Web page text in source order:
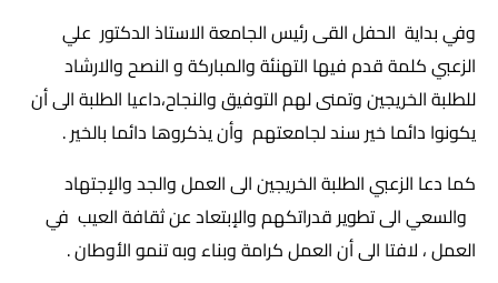
وفي بداية الحفل القى رئيس الجامعة الاستاذ الدكتور علي
الزعبي كلمة قدم فيها التهنئة والمباركة و النصح والارشاد
للطلبة الخريجين وتمنى لهم التوفيق والنجاح،داعيا الطلبة الى أن
يكونوا دائما خير سند لجامعتهم وأن يذكروها دائما بالخير .
كما دعا الزعبي الطلبة الخريجين الى العمل والجد والإجتهاد
والسعي الى تطوير قدراتكهم والإبتعاد عن ثقافة العيب في
العمل ، لافتا الى أن العمل كرامة وبناء وبه تنمو الأوطان .